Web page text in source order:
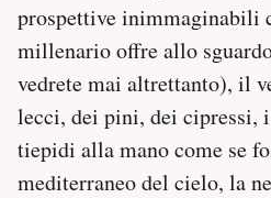
prospettive inimmaginabili
millenario offre allo
vedrete mai altrettanto), il
lecci, dei pini, dei cipressi,
tiepidi alla mano come se
mediterraneo del cielo, la